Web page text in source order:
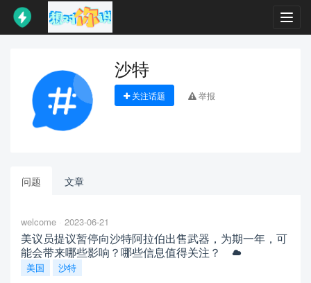
沙特
关注话题 举报
问题 文章
welcome 2023-06-21
美议员提议暂停向沙特阿拉伯出售武器，为期一年，可
能会带来哪些影响？哪些信息值得关注？
美国 沙特